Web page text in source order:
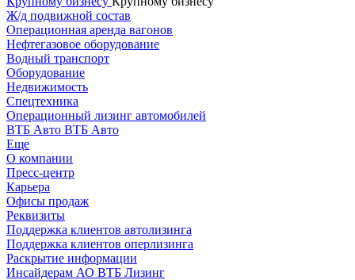
Ж/д подвижной состав
Операционная аренда вагонов
Нефтегазовое оборудование
Водный транспорт
Оборудование
Недвижимость
Спецтехника
Операционный лизинг автомобилей
ВТБ Авто ВТБ Авто
Еще
О компании
Пресс-центр
Карьера
Офисы продаж
Реквизиты
Поддержка клиентов автолизинга
Поддержка клиентов оперлизинга
Раскрытие информации
Инсайдерам АО ВТБ Лизинг